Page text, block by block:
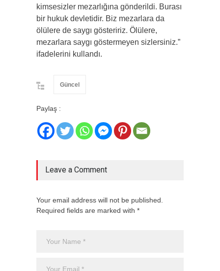
kimsesizler mezarlığına gönderildi. Burası
bir hukuk devletidir. Biz mezarlara da
ölülere de saygı gösteririz. Ölülere,
mezarlara saygı göstermeyen sizlersiniz.”
ifadelerini kullandı.
Güncel
Paylaş :
Leave a Comment
Your email address will not be published.
Required fields are marked with *